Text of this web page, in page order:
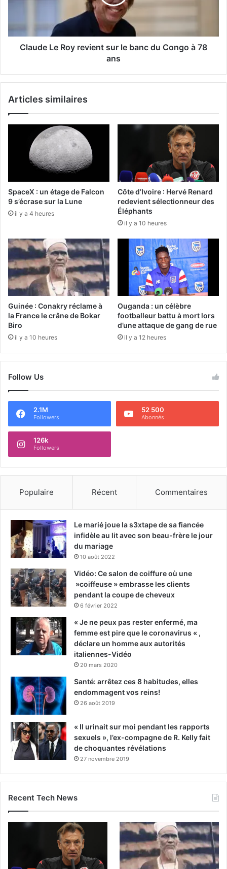
Claude Le Roy revient sur le banc du Congo à 78
ans
Articles similaires
SpaceX : un étage de Falcon
9 s’écrase sur la Lune
il y a 4 heures
Côte d’Ivoire : Hervé Renard
redevient sélectionneur des
Éléphants
il y a 10 heures
Guinée : Conakry réclame à
la France le crâne de Bokar
Biro
il y a 10 heures
Ouganda : un célèbre
footballeur battu à mort lors
d’une attaque de gang de rue
il y a 12 heures
Follow Us
2.1M
Followers
52 500
Abonnés
126k
Followers
Populaire Récent Commentaires
Le marié joue la s3xtape de sa fiancée
infidèle au lit avec son beau-frère le jour
du mariage
10 août 2022
Vidéo: Ce salon de coiffure où une
»coiffeuse » embrasse les clients
pendant la coupe de cheveux
6 février 2022
« Je ne peux pas rester enfermé, ma
femme est pire que le coronavirus « ,
déclare un homme aux autorités
italiennes-Vidéo
20 mars 2020
Santé: arrêtez ces 8 habitudes, elles
endommagent vos reins!
26 août 2019
« Il urinait sur moi pendant les rapports
sexuels », l’ex-compagne de R. Kelly fait
de choquantes révélations
27 novembre 2019
Recent Tech News